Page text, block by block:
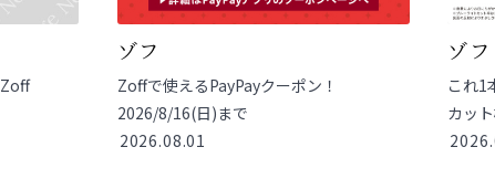
ゾフ
Zoffで使えるPayPayクーポン！
2026/8/16(日)まで
2026.08.01
ゾフ
これ1
カッ